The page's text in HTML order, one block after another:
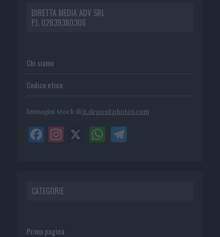
DIRETTA MEDIA ADV SRL
P.I. 02839380306
Chi siamo
Codice etico
Immagini stock di it.depositphotos.com
CATEGORIE
Prima pagina